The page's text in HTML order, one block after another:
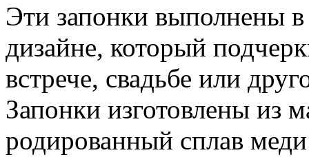
Эти запонки выполнены
дизайне, который
встрече, свадьбе или
Запонки изготовлены из
родированный сплав